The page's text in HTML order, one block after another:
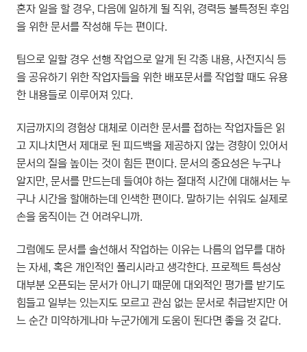
혼자 일을 할 경우, 다음에 일하게 될 직위, 경력등 불특정된 후임
을 위한 문서를 작성해 두는 편이다.
팀으로 일할 경우 선행 작업으로 알게 된 각종 내용, 사전지식 등
을 공유하기 위한 작업자들을 위한 배포문서를 작업할 때도 유용
한 내용들로 이루어져 있다.
지금까지의 경험상 대체로 이러한 문서를 접하는 작업자들은 읽
고 지나치면서 제대로 된 피드백을 제공하지 않는 경향이 있어서
문서의 질을 높이는 것이 힘든 편이다. 문서의 중요성은 누구나
알지만, 문서를 만드는데 들여야 하는 절대적 시간에 대해서는 누
구나 시간을 할애하는데 인색한 편이다. 말하기는 쉬워도 실제로
손을 움직이는 건 어려우니까.
그럼에도 문서를 솔선해서 작업하는 이유는 나름의 업무를 대하
는 자세, 혹은 개인적인 폴리시라고 생각한다. 프로젝트 특성상
대부분 오픈되는 문서가 아니기 때문에 대외적인 평가를 받기도
힘들고 일부는 있는지도 모르고 관심 없는 문서로 취급받지만 어
느 순간 미약하게나마 누군가에게 도움이 된다면 좋을 것 같다.